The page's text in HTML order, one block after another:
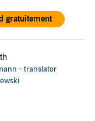
gratuitement
- translator